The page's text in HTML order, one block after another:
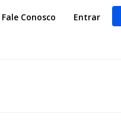
Fale Conosco Entrar